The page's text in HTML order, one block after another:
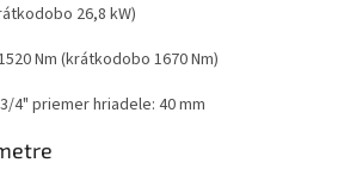
26,8 kW)
Nm (krátkodobo 1670 Nm)
4" priemer hriadele: 40 mm